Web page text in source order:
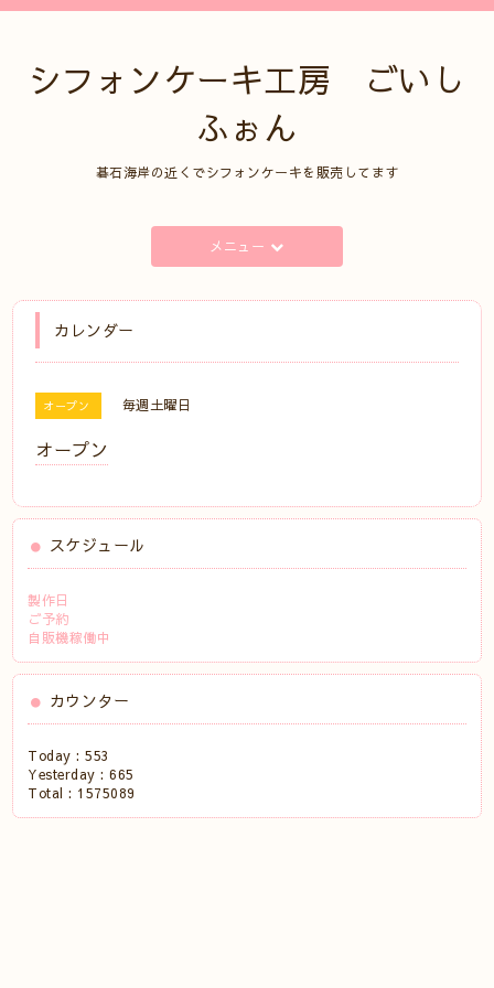
シフォンケーキ工房 ごいし
ふぉん
碁石海岸の近くでシフォンケーキを販売してます
メニュー
カレンダー
オープン 毎週土曜日
オープン
スケジュール
製作日
ご予約
自販機稼働中
カウンター
Today :553
Yesterday :665
Total : 1575089